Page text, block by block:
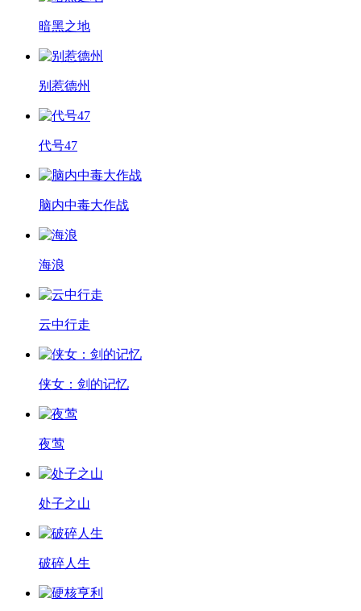
暗黑之地
别惹德州
代号47
脑内中毒大作战
海浪
云中行走
侠女：剑的记忆
夜莺
处子之山
破碎人生